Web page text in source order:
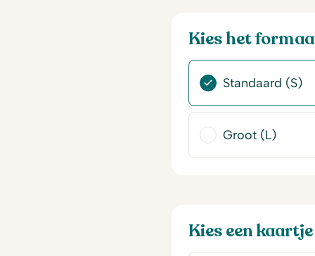
Kies het
Standaard (S)
Groot (L)
Kies een kaartje